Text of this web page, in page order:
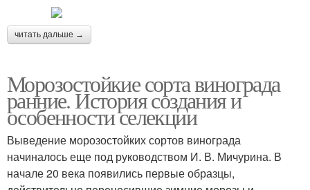
читать дальше →
Морозостойкие сорта винограда
ранние. История создания и
особенности селекции
Выведение морозостойких сортов винограда
начиналось еще под руководством И. В. Мичурина. В
начале 20 века появились первые образцы,